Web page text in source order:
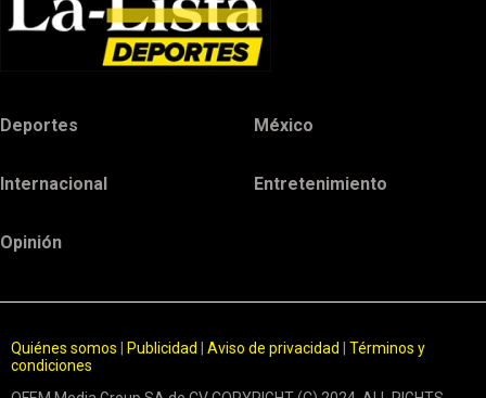
Deportes México
Internacional Entretenimiento
Opinión
Quiénes somos Publicidad Aviso de privacidad
Términos y
condiciones